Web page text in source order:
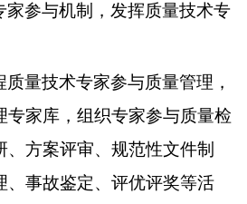
家参与机制，发挥质量技术专
量技术专家参与质量管理，
专家库，组织专家参与质量检
、方案评审、规范性文件制
、事故鉴定、评优评奖等活